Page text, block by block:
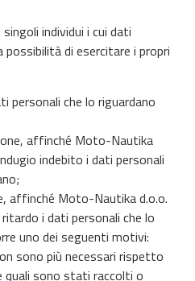
individui i cui dati
di esercitare i propri
personali che lo riguardano
affinché Moto-Nautika
indebito i dati personali
affinché Moto-Nautika d.o.o.
i dati personali che lo
uno dei seguenti motivi:
sono più necessari rispetto
quali sono stati raccolti o